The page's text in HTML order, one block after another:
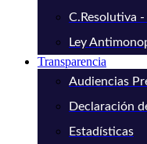
C.Resolutiva
Ley
Transparencia
Audiencias
Declaración
Estadísticas